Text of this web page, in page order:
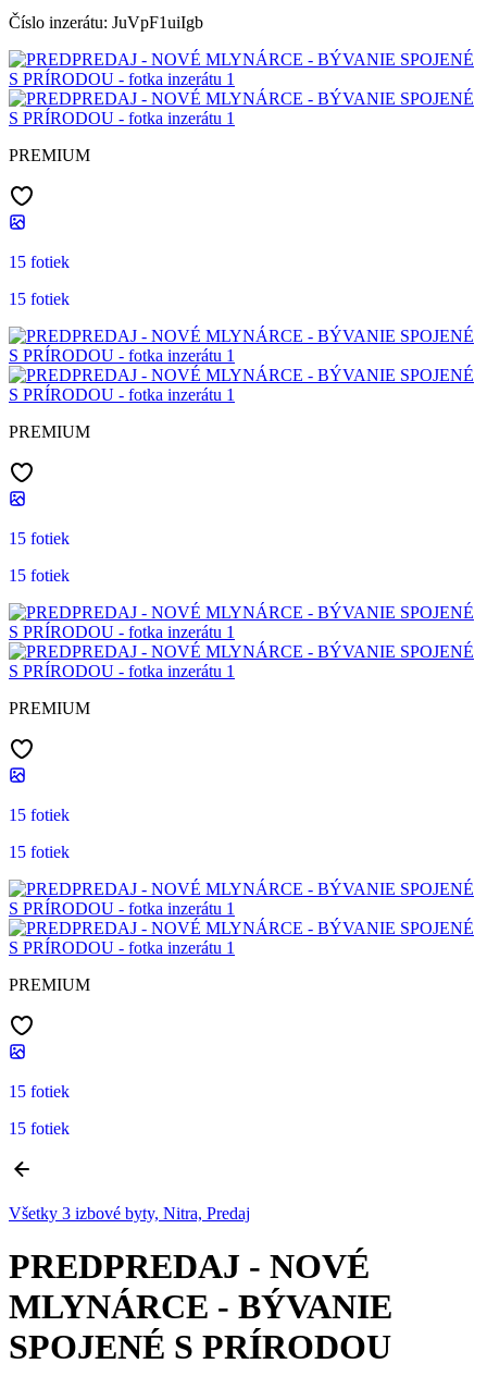
Číslo inzerátu: JuVpF1uiIgb
PREMIUM
15 fotiek
15 fotiek
PREMIUM
15 fotiek
15 fotiek
PREMIUM
15 fotiek
15 fotiek
PREMIUM
15 fotiek
15 fotiek
Všetky 3 izbové byty, Nitra, Predaj
PREDPREDAJ - NOVÉ
MLYNÁRCE - BÝVANIE
SPOJENÉ S PRÍRODOU